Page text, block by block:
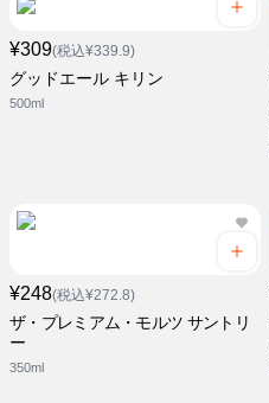
¥309(税込¥339.9)
グッドエール キリン
500ml
¥248(税込¥272.8)
ザ・プレミアム・モルツ サントリ
ー
350ml